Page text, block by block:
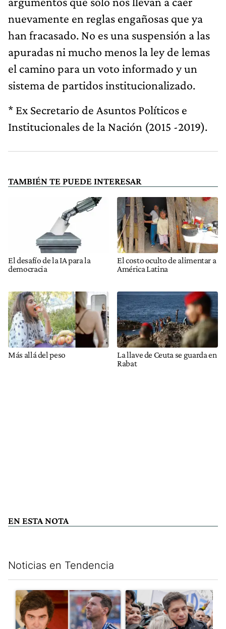
nuevamente en reglas engañosas que ya
han fracasado. No es una suspensión a las
apuradas ni mucho menos la ley de lemas
el camino para un voto informado y un
sistema de partidos institucionalizado.
* Ex Secretario de Asuntos Políticos e
Institucionales de la Nación (2015 -2019).
TAMBIÉN TE PUEDE INTERESAR
El desafío de la IA para la
democracia
El costo oculto de alimentar a
América Latina
Más allá del peso
La llave de Ceuta se guarda en
Rabat
EN ESTA NOTA
Noticias en Tendencia
Un artículo de tendencia con el título "Milei despidió a Jorge
Un artículo de tendencia con